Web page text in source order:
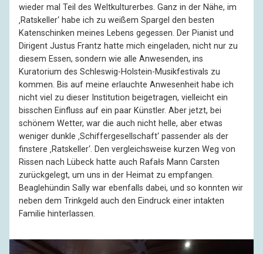
wieder mal Teil des Weltkulturerbes. Ganz in der Nähe, im
‚Ratskeller‘ habe ich zu weißem Spargel den besten
Katenschinken meines Lebens gegessen. Der Pianist und
Dirigent Justus Frantz hatte mich eingeladen, nicht nur zu
diesem Essen, sondern wie alle Anwesenden, ins
Kuratorium des Schleswig-Holstein-Musikfestivals zu
kommen. Bis auf meine erlauchte Anwesenheit habe ich
nicht viel zu dieser Institution beigetragen, vielleicht ein
bisschen Einfluss auf ein paar Künstler. Aber jetzt, bei
schönem Wetter, war die auch nicht helle, aber etwas
weniger dunkle ‚Schiffergesellschaft‘ passender als der
finstere ‚Ratskeller‘. Den vergleichsweise kurzen Weg von
Rissen nach Lübeck hatte auch Rafałs Mann Carsten
zurückgelegt, um uns in der Heimat zu empfangen.
Beaglehündin Sally war ebenfalls dabei, und so konnten wir
neben dem Trinkgeld auch den Eindruck einer intakten
Familie hinterlassen.